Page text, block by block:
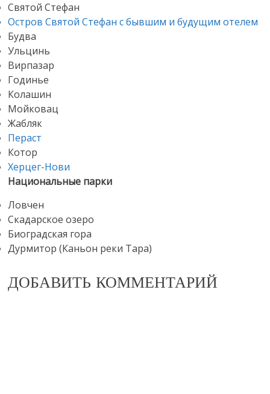
Святой Стефан
Остров Святой Стефан с бывшим и будущим отелем
Будва
Ульцинь
Вирпазар
Годинье
Колашин
Мойковац
Жабляк
Пераст
Котор
Херцег-Нови
Национальные парки
Ловчен
Скадарское озеро
Биоградская гора
Дурмитор (Каньон реки Тара)
ДОБАВИТЬ КОММЕНТАРИЙ